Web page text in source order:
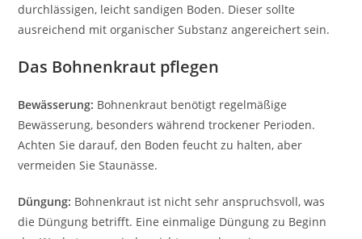
durchlässigen, leicht sandigen Boden. Dieser sollte
ausreichend mit organischer Substanz angereichert sein.
Das Bohnenkraut pflegen
Bewässerung: Bohnenkraut benötigt regelmäßige
Bewässerung, besonders während trockener Perioden.
Achten Sie darauf, den Boden feucht zu halten, aber
vermeiden Sie Staunässe.
Düngung: Bohnenkraut ist nicht sehr anspruchsvoll, was
die Düngung betrifft. Eine einmalige Düngung zu Beginn